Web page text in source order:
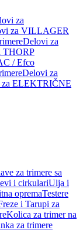
za
za VILLAGER
Delovi za
THORP
/ Efco
Delovi za
ELEKTRIČNE
za trimere sa
i cirkulariUlja i
opremaTestere
i Tarupi za
Kolica za trimer na
za trimere